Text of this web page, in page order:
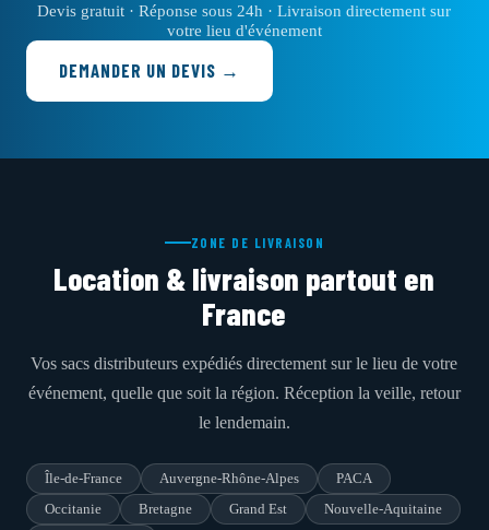
Devis gratuit · Réponse sous 24h · Livraison directement sur
votre lieu d'événement
DEMANDER UN DEVIS →
ZONE DE LIVRAISON
Location & livraison partout en
France
Vos sacs distributeurs expédiés directement sur le lieu de votre
événement, quelle que soit la région. Réception la veille, retour
le lendemain.
Île-de-France Auvergne-Rhône-Alpes
PACA
Occitanie
Bretagne Grand Est
Nouvelle-Aquitaine